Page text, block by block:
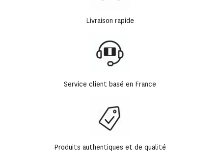
Livraison rapide
Service client basé en France
Produits authentiques et de qualité